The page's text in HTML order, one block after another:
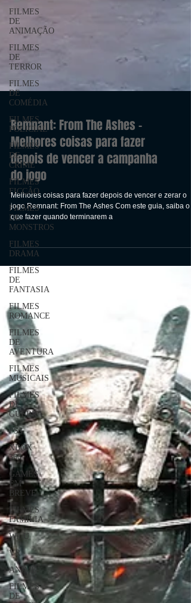
FILMES
DE
ANIMAÇÃO
FILMES
DE
TERROR
FILMES
DE
COMÉDIA
FILMES
POLICIAL
FILMES
DE
CRIME
FILMES
FICÇÃO
FILMES
DE
MONSTROS
FILMES
DRAMA
FILMES
DE
FANTASIA
FILMES
ROMANCE
FILMES
DE
AVENTURA
FILMES
MUSICAIS
FILMES
DE
GUERRA
PS3
XBOX
360
GAMES
EM
BREVE
FILMES
FAMÍLIA
Wii U
VR
ANIME
FILMES
DE
Remnant: From The Ashes -
Melhores coisas para fazer
depois de vencer a campanha
do jogo
Melhores coisas para fazer depois de vencer e zerar o
jogo Remnant: From The Ashes Com este guia, saiba o